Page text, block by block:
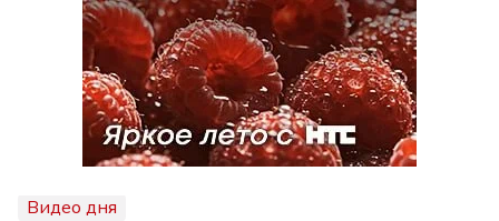
Видео дня